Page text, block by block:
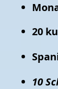
20
10